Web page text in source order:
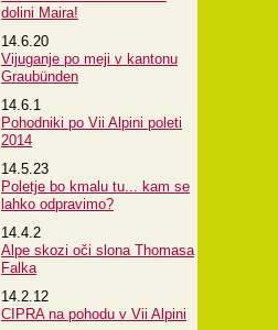
dolini Maira!
14.6.20
Vijuganje po meji v kantonu
Graubünden
14.6.1
Pohodniki po Vii Alpini poleti
2014
14.5.23
Poletje bo kmalu tu... kam se
lahko odpravimo?
14.4.2
Alpe skozi oči slona Thomasa
Falka
14.2.12
CIPRA na pohodu v Vii Alpini